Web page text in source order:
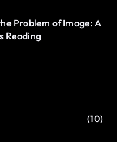
Problem of Image: A
Reading
(10)